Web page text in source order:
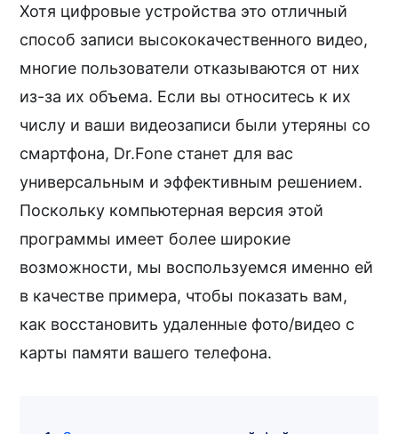
Хотя цифровые устройства это отличный
способ записи высококачественного видео,
многие пользователи отказываются от них
из-за их объема. Если вы относитесь к их
числу и ваши видеозаписи были утеряны со
смартфона, Dr.Fone станет для вас
универсальным и эффективным решением.
Поскольку компьютерная версия этой
программы имеет более широкие
возможности, мы воспользуемся именно ей
в качестве примера, чтобы показать вам,
как восстановить удаленные фото/видео с
карты памяти вашего телефона.